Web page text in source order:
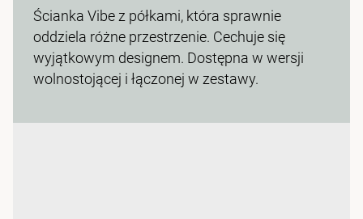
Ścianka Vibe z półkami, która sprawnie
oddziela różne przestrzenie. Cechuje się
wyjątkowym designem. Dostępna w wersji
wolnostojącej i łączonej w zestawy.